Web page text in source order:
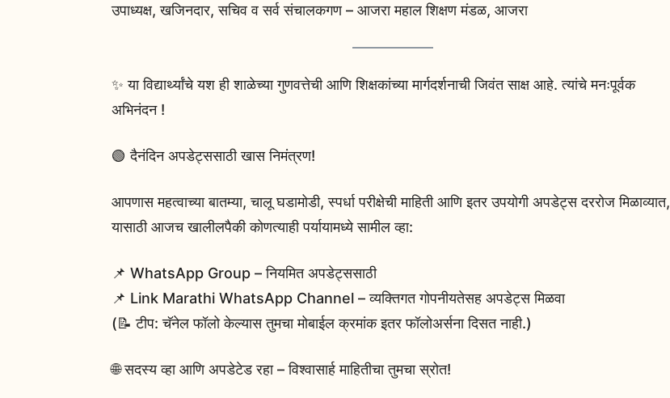
उपाध्यक्ष, खजिनदार, सचिव व सर्व संचालकगण – आजरा महाल शिक्षण मंडळ, आजरा
✨ या विद्यार्थ्यांचे यश ही शाळेच्या गुणवत्तेची आणि शिक्षकांच्या मार्गदर्शनाची जिवंत साक्ष आहे. त्यांचे मनःपूर्वक
अभिनंदन !
🟢 दैनंदिन अपडेट्ससाठी खास निमंत्रण!
आपणास महत्वाच्या बातम्या, चालू घडामोडी, स्पर्धा परीक्षेची माहिती आणि इतर उपयोगी अपडेट्स दररोज मिळाव्यात,
यासाठी आजच खालीलपैकी कोणत्याही पर्यायामध्ये सामील व्हा:
📌 WhatsApp Group – नियमित अपडेट्ससाठी
📌 Link Marathi WhatsApp Channel – व्यक्तिगत गोपनीयतेसह अपडेट्स मिळवा
(📝 टीप: चॅनेल फॉलो केल्यास तुमचा मोबाईल क्रमांक इतर फॉलोअर्सना दिसत नाही.)
🌐 सदस्य व्हा आणि अपडेटेड रहा – विश्वासार्ह माहितीचा तुमचा स्रोत!